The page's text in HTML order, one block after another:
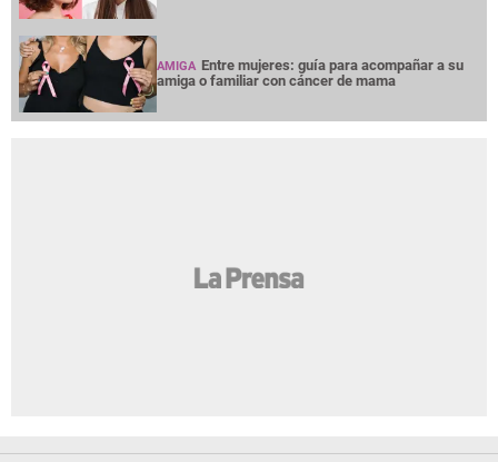
AMIGA Entre mujeres: guía para acompañar a su
amiga o familiar con cáncer de mama